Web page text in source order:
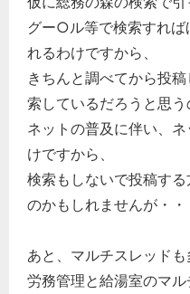
グー○ル等で検索すれば
れるわけですから、
きちんと調べてから投
索しているだろうと思う
ネットの普及に伴い、
けですから、
検索もしないで投稿す
のかもしれませんが・・
あと、マルチスレッドも
労務管理と給湯室のマル